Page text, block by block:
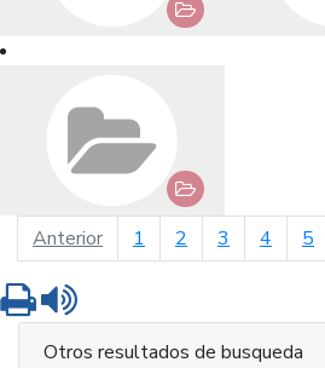
Anteriorpágina anterior
1 2 3 4 5
Imprimir
Otros resultados de busqueda